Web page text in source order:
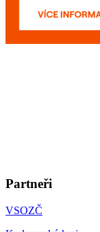
Partneři
VSOZČ